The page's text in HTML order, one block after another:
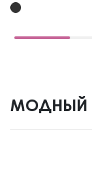
МОДНЫЙ